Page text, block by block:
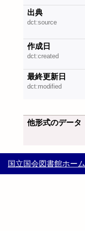
出典
dct:source
作成日
dct:created
最終更新日
dct:modified
他形式のデータ
国立国会図書館ホーム